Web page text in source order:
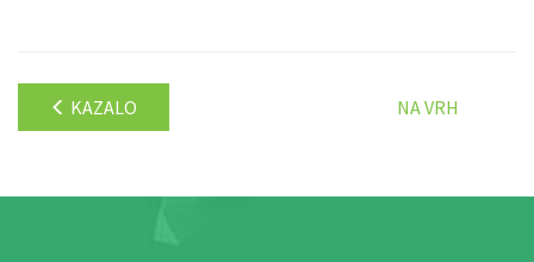
KAZALO NA VRH